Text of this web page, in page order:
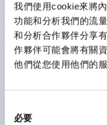
我們使用cookie來將
功能和分析我們的流
和分析合作夥伴分享
作夥伴可能會將有關
他們從您使用他們的
必要
顏色。
支援色彩通用設計
示燈的亮燈/熄燈狀
符合 ISO 3864-4